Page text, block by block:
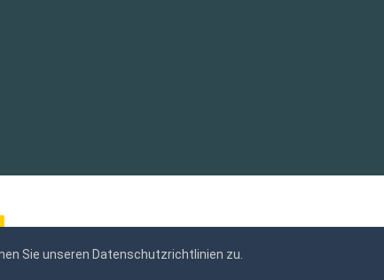
Sie unseren Datenschutzrichtlinien zu.